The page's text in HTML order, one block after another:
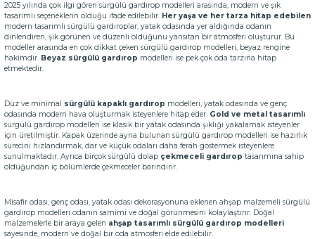
2025 yılında çok ilgi gören sürgülü gardırop modelleri arasında, modern ve şık
tasarımlı seçeneklerin olduğu ifade edilebilir. Her yaşa ve her tarza hitap edebilen
modern tasarımlı sürgülü gardıroplar, yatak odasında yer aldığında odanın
dinlendiren, şık görünen ve düzenli olduğunu yansıtan bir atmosferi oluşturur. Bu
modeller arasında en çok dikkat çeken sürgülü gardırop modelleri, beyaz rengine
hakimdir. Beyaz sürgülü gardırop modelleri ise pek çok oda tarzına hitap
etmektedir.
Düz ve minimal sürgülü kapaklı gardırop modelleri, yatak odasında ve genç
odasında modern hava oluşturmak isteyenlere hitap eder. Gold ve metal tasarımlı
sürgülü gardırop modelleri ise klasik bir yatak odasında şıklığı yakalamak isteyenler
için üretilmiştir. Kapak üzerinde ayna bulunan sürgülü gardırop modelleri ise hazırlık
sürecini hızlandırmak, dar ve küçük odaları daha ferah göstermek isteyenlere
sunulmaktadır. Ayrıca birçok sürgülü dolap çekmeceli gardırop tasarımına sahip
olduğundan iç bölümlerde çekmeceler barındırır.
Misafir odası, genç odası, yatak odası dekorasyonuna eklenen ahşap malzemeli sürgülü
gardırop modelleri odanın samimi ve doğal görünmesini kolaylaştırır. Doğal
malzemelerle bir araya gelen ahşap tasarımlı sürgülü gardırop modelleri
sayesinde, modern ve doğal bir oda atmosferi elde edilebilir.